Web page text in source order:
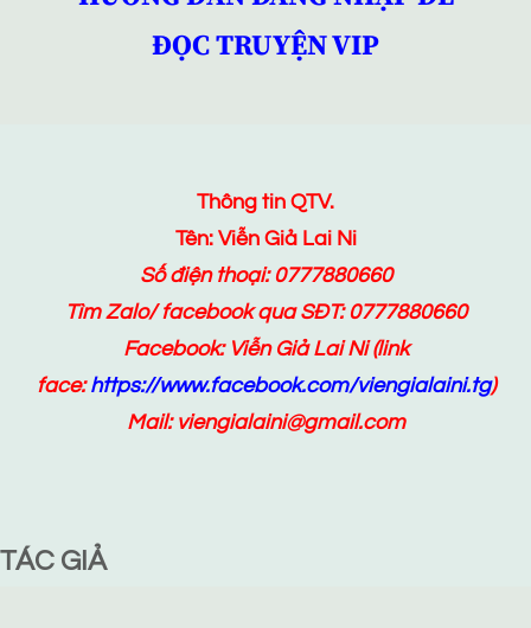
ĐỌC TRUYỆN VIP
Thông tin QTV.
Tên: Viễn Giả Lai Ni
Số điện thoại: 0777880660
Tìm Zalo/ facebook qua SĐT: 0777880660
Facebook: Viễn Giả Lai Ni(link
face:https://www.facebook.com/viengialaini.tg)
Mail: viengialaini@gmail.com
TÁC GIẢ